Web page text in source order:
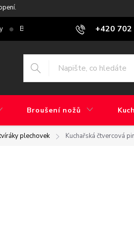
+420
Blog Jaký je rozdíl mezi továrním
Broušení nožů
plechovek Kuchařská čtvercová